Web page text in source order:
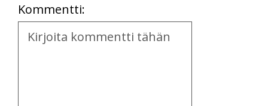
Kommentti:
Kommentti